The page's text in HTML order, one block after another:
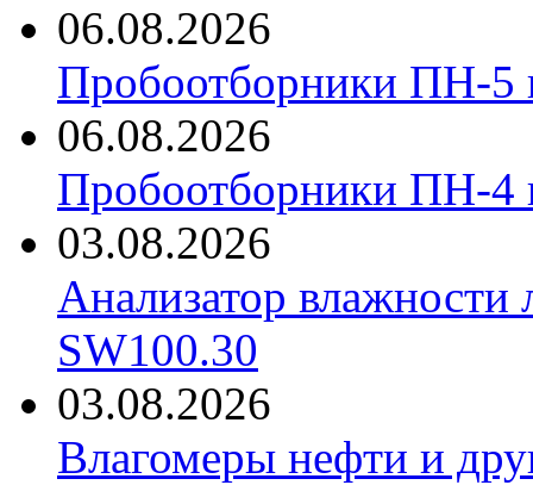
06.08.2026
Пробоотборники ПН-
06.08.2026
Пробоотборники ПН-
03.08.2026
Анализатор
SW100.30
03.08.2026
Влагомеры нефти и